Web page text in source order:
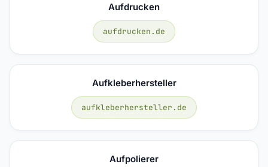
Aufdrucken
aufdrucken.de
Aufkleberhersteller
aufkleberhersteller.de
Aufpolierer